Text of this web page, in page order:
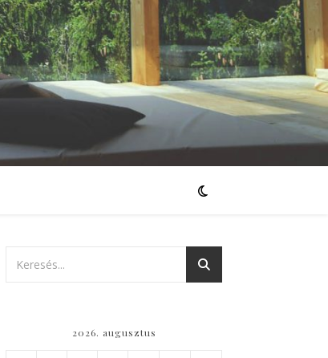
2026. augusztus